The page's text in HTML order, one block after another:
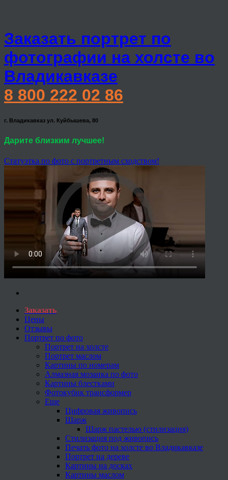
Заказать портрет по
фотографии на холсте во
Владикавказе
8 800 222 02 86
г. Владикавказ ул. Куйбышева, 80
Дарите близким лучшее!
Статуэтка по фото с портретным сходством!
Заказать
Цены
Отзывы
Портрет по фото
Портрет на холсте
Портрет маслом
Картины по номерам
Алмазная мозаика по фото
Картины блестками
Фотокубик трансформер
Еще
Цифровая живопись
Шарж
Шарж пастелью (стилизация)
Стилизация под живопись
Печать фото на холсте во Владикавказе
Портрет на дереве
Картины на досках
Картины маслом